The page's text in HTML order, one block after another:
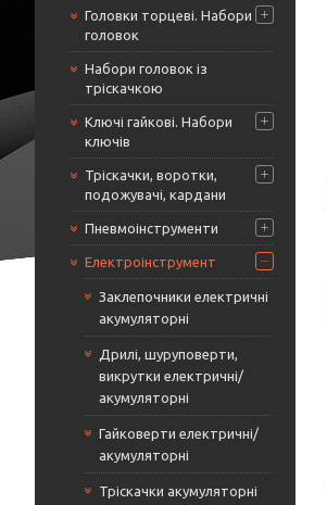
Головки торцеві. Набори
головок
Набори головок із
тріскачкою
Ключі гайкові. Набори
ключів
Тріскачки, воротки,
подожувачі, кардани
Пневмоінструменти
Електроінструмент
Заклепочники електричні
акумуляторні
Дрилі, шуруповерти,
викрутки електричні/
акумуляторні
Гайковерти електричні/
акумуляторні
Тріскачки акумуляторні